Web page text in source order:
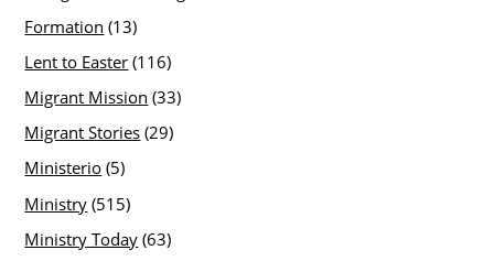
Formation (13)
Lent to Easter (116)
Migrant Mission (33)
Migrant Stories (29)
Ministerio (5)
Ministry (515)
Ministry Today (63)